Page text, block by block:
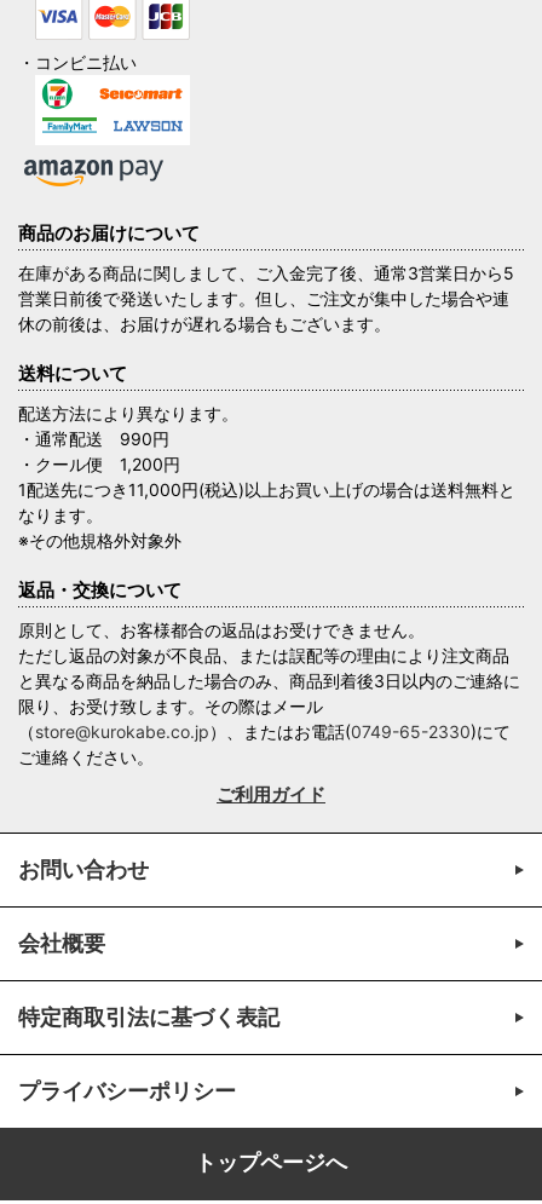
・コンビニ払い
商品のお届けについて
在庫がある商品に関しまして、ご入金完了後、通常3営業日から5
営業日前後で発送いたします。但し、ご注文が集中した場合や連
休の前後は、お届けが遅れる場合もございます。
送料について
配送方法により異なります。
・通常配送 990円
・クール便 1,200円
1配送先につき11,000円(税込)以上お買い上げの場合は送料無料と
なります。
※その他規格外対象外
返品・交換について
原則として、お客様都合の返品はお受けできません。
ただし返品の対象が不良品、または誤配等の理由により注文商品
と異なる商品を納品した場合のみ、商品到着後3日以内のご連絡に
限り、お受け致します。その際はメール
（store@kurokabe.co.jp）、またはお電話(0749-65-2330)にて
ご連絡ください。
ご利用ガイド
お問い合わせ
会社概要
特定商取引法に基づく表記
プライバシーポリシー
トップページへ